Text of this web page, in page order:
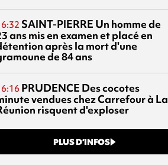
SAINT-PIERRE Un homme de
ans mis en examen et placé en
après la mort d'une
de 84 ans
PRUDENCE Des cocotes
vendues chez Carrefour à La
risquent d'exploser
PLUS D’INFOS